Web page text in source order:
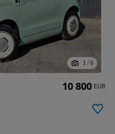
1 / 6
10 800 EUR